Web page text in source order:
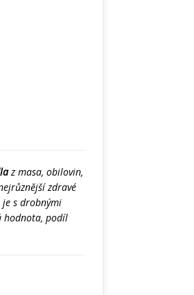
z masa, obilovin,
zdravé
s drobnými
hodnota, podíl